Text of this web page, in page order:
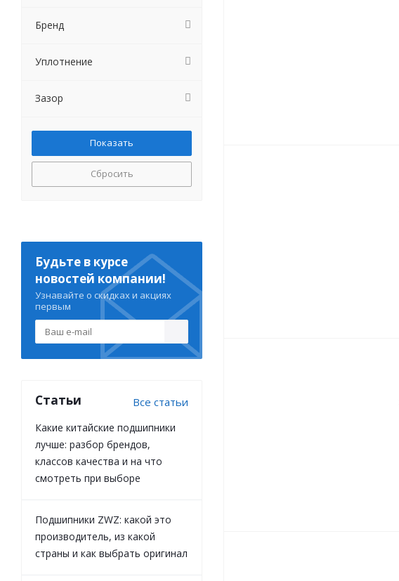
Бренд
Уплотнение
Зазор
Сбросить
Будьте в курсе
новостей компании!
Узнавайте о скидках и акциях
первым
Статьи Все статьи
Какие китайские подшипники
лучше: разбор брендов,
классов качества и на что
смотреть при выборе
Подшипники ZWZ: какой это
производитель, из какой
страны и как выбрать оригинал